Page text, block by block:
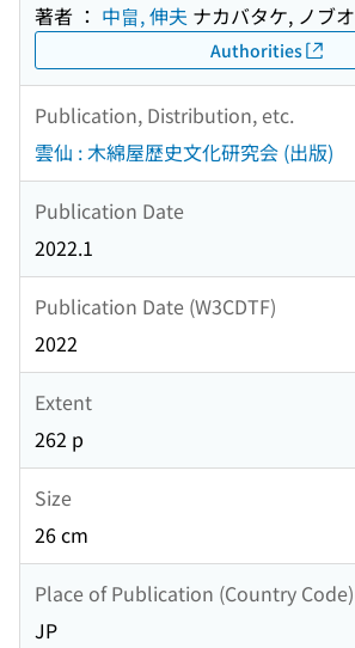
著者 ： 中畠, 伸夫 ナカバタケ, ノブオ
Authorities
Publication, Distribution, etc.
雲仙 : 木綿屋歴史文化研究会 (出版)
Publication Date
2022.1
Publication Date (W3CDTF)
2022
Extent
262 p
Size
26 cm
Place of Publication (Country Code)
JP